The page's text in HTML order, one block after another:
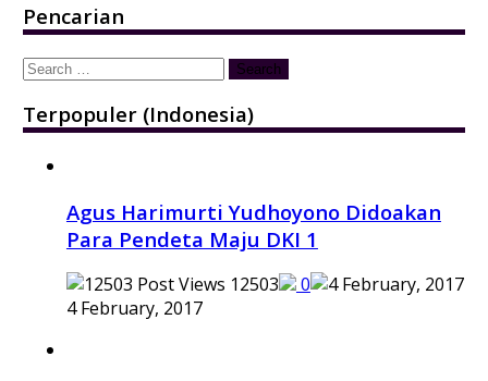
Pencarian
Search
Terpopuler (Indonesia)
Agus Harimurti Yudhoyono Didoakan
Para Pendeta Maju DKI 1
12503
0
4 February, 2017